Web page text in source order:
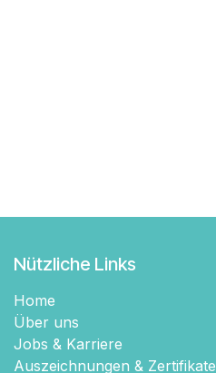
Nützliche Links
Home
Über uns
Jobs & Karriere
Auszeichnungen & Zertifikate